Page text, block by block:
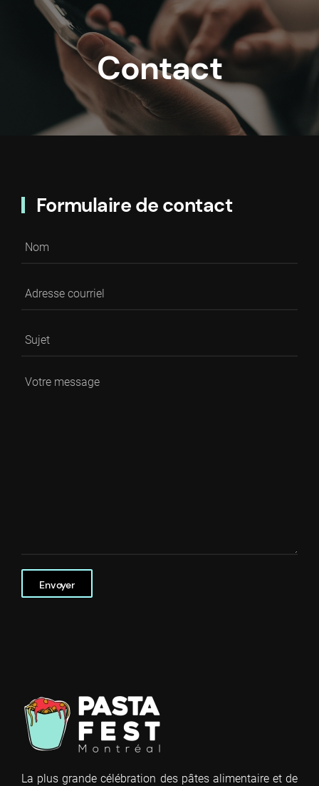
Contact
Formulaire de contact
La plus grande célébration des pâtes alimentaire et de